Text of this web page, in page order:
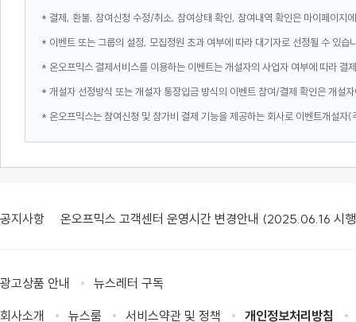
* 결제, 환불, 참여신청 수정/취소, 참여상태 확인, 참여내역 확인은 마이페이지
* 이벤트 또는 그룹의 설정, 모집정원 초과 여부에 따라 대기자로 선정될 수 있습
* 온오프믹스 결제서비스를 이용하는 이벤트는 개설자의 사업자 여부에 따라 결
* 개설자 선정방식 또는 개설자 통장입금 방식의 이벤트 참여/결제 확인은 개설
* 온오프믹스는 참여신청 및 참가비 결제 기능을 제공하는 회사로 이벤트개설
공지사항 온오프믹스 고객센터 운영시간 변경안내 (2025.06.16 시
광고상품 안내 뉴스레터 구독
회사소개 뉴스룸 서비스약관 및 정책 개인정보처리방침